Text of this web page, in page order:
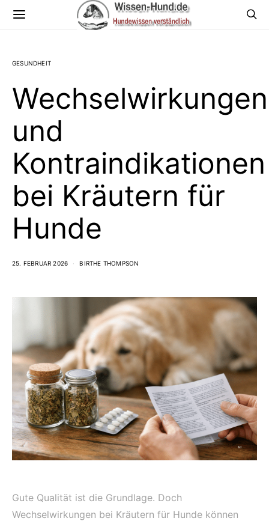
GESUNDHEIT
Wechselwirkungen
und
Kontraindikationen
bei Kräutern für
Hunde
25. FEBRUAR 2026 BIRTHE THOMPSON
Gute Qualität ist die Grundlage. Doch
Wechselwirkungen bei Kräutern für Hunde können